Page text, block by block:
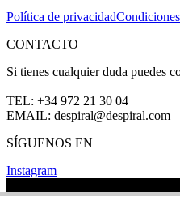
Política de privacidad
CONTACTO
Si tienes cualquier duda puedes
TEL: +34 972 21 30 04
EMAIL: despiral@despiral.com
SÍGUENOS EN
Instagram